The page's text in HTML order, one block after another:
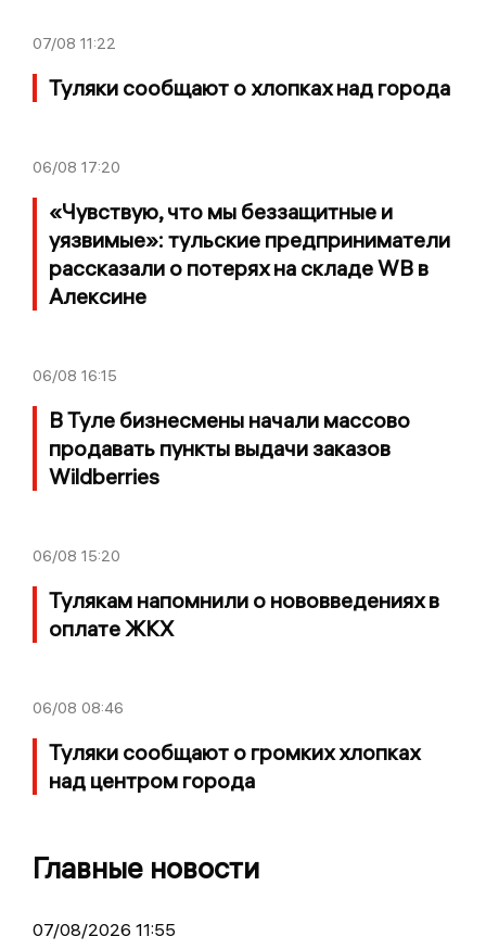
07/08 11:22
Туляки сообщают о хлопках над города
06/08 17:20
«Чувствую, что мы беззащитные и
уязвимые»: тульские предприниматели
рассказали о потерях на складе WB в
Алексине
06/08 16:15
В Туле бизнесмены начали массово
продавать пункты выдачи заказов
Wildberries
06/08 15:20
Тулякам напомнили о нововведениях в
оплате ЖКХ
06/08 08:46
Туляки сообщают о громких хлопках
над центром города
Главные новости
07/08/2026 11:55